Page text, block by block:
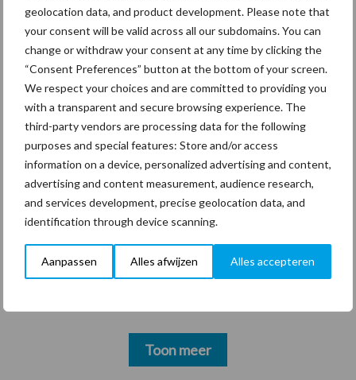
geolocation data, and product development. Please note that
your consent will be valid across all our subdomains. You can
change or withdraw your consent at any time by clicking the
“Consent Preferences” button at the bottom of your screen.
We respect your choices and are committed to providing you
with a transparent and secure browsing experience. The
third-party vendors are processing data for the following
purposes and special features: Store and/or access
information on a device, personalized advertising and content,
advertising and content measurement, audience research,
and services development, precise geolocation data, and
identification through device scanning.
Aanpassen Alles afwijzen Alles accepteren
Hervorming flexibele
arbeidscontracten kent
mitsen en maren
Thema's Vakpartners
Coronavirus UVC
Toon meer